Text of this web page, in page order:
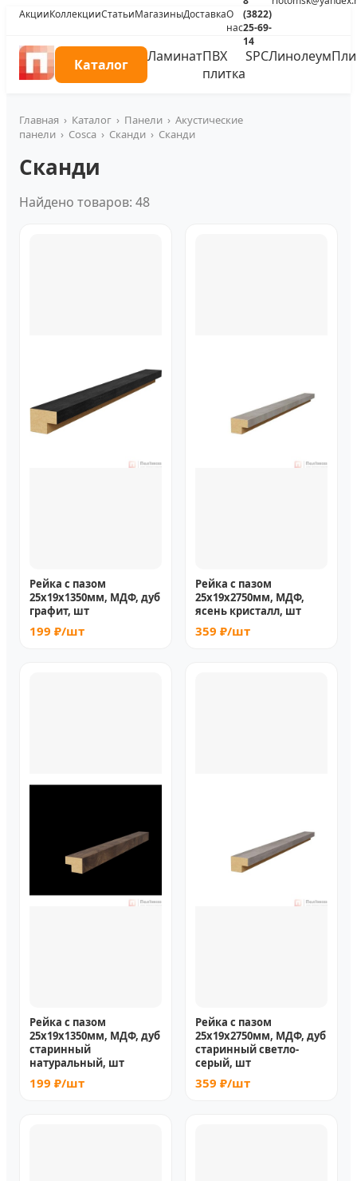
АкцииКоллекцииСтатьиМагазиныДоставкаО
нас
(3822)
25-69-
14
Каталог ЛаминатПВХ
плитка
SPCЛинолеум
Главная › Каталог › Панели › Акустические
панели › Cosca › Сканди › Сканди
Сканди
Найдено товаров: 48
Рейка с пазом
25х19х1350мм, МДФ, дуб
графит, шт
199 ₽/шт
Рейка с пазом
25х19х2750мм, МДФ,
ясень кристалл, шт
359 ₽/шт
Рейка с пазом
25х19х1350мм, МДФ, дуб
старинный
натуральный, шт
199 ₽/шт
Рейка с пазом
25х19х2750мм, МДФ, дуб
старинный светло-
серый, шт
359 ₽/шт